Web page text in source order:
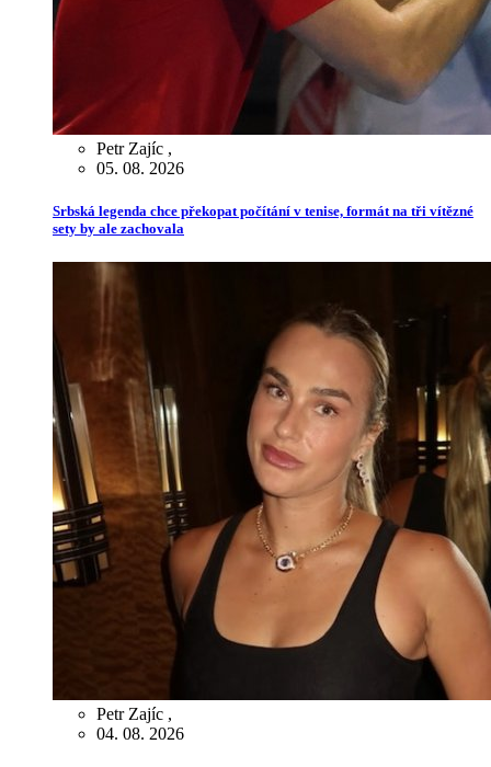
Petr Zajíc ,
05. 08. 2026
Srbská legenda chce překopat počítání v tenise, formát na tři vítězné
sety by ale zachovala
Petr Zajíc ,
04. 08. 2026